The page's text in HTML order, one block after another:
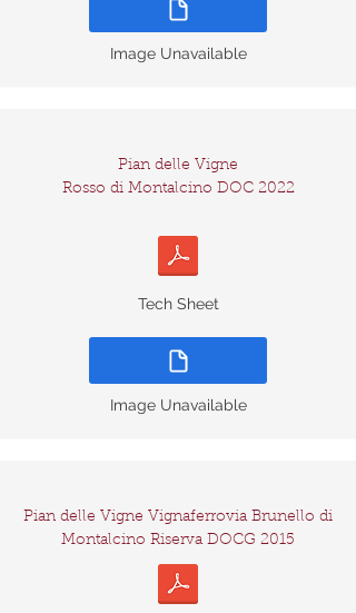
Image Unavailable
Pian delle Vigne
Rosso di Montalcino DOC 2022
Tech Sheet
Image Unavailable
Pian delle Vigne Vignaferrovia Brunello di
Montalcino Riserva DOCG 2015